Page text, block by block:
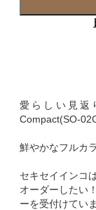
愛らしい見返
Compact(SO-
鮮やかなフルカ
セキセイインコ
オーダーしたい
ーを受付けてい